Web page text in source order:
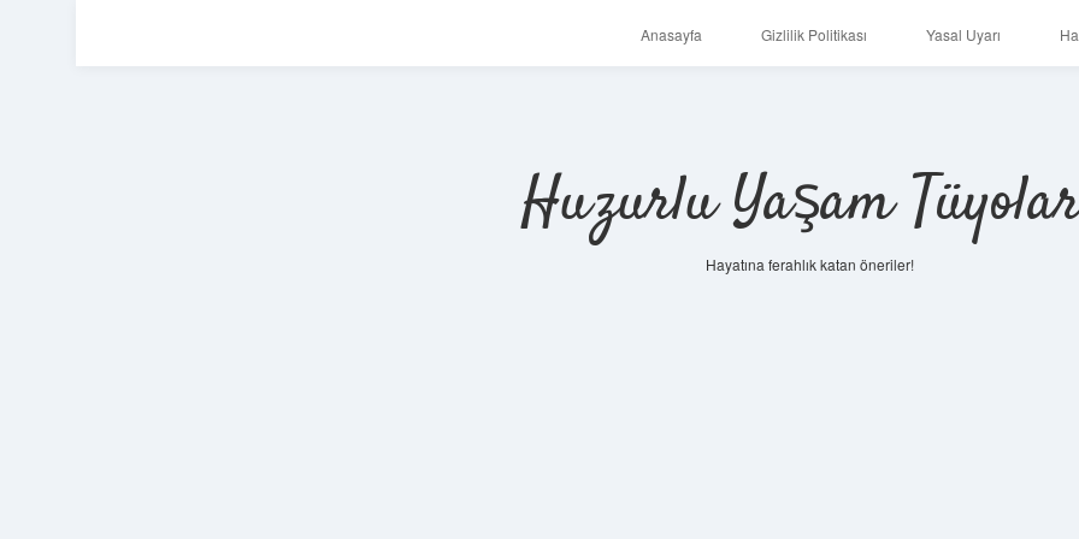
Anasayfa Gizlilik Politikası Yasal Uyarı
Huzurlu Yaşam
Hayatına ferahlık katan öneriler!